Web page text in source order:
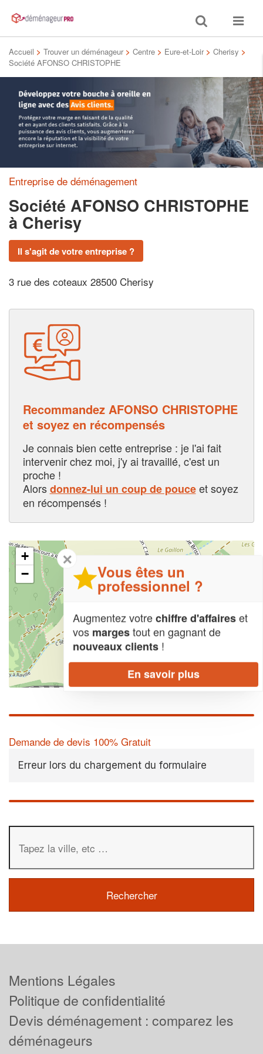
Toggle
search
Toggle
Accueil > Trouver un déménageur > Centre > Eure-et-Loir > Cherisy >
Société AFONSO CHRISTOPHE
Entreprise de déménagement
Société AFONSO CHRISTOPHE
à Cherisy
Il s'agit de votre entreprise ?
3 rue des coteaux 28500 Cherisy
Recommandez AFONSO CHRISTOPHE
et soyez en récompensés
Je connais bien cette entreprise : je l'ai fait
intervenir chez moi, j'y ai travaillé, c'est un
proche !
Alorsdonnez-lui un coup de pouceet soyez
en récompensés !
+
−
OpenStreetMap contributors,
Demande de devis 100% Gratuit
Erreur lors du chargement du formulaire
✕
Vous êtes un
professionnel ?
Augmentez votrechiffre d'affaireset
vos margestout en gagnant de
nouveaux clients !
En savoir plus
Mentions Légales
Politique de confidentialité
Devis déménagement : comparez les
déménageurs